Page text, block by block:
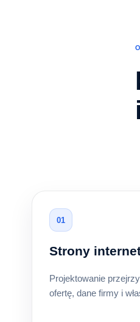
01
Strony
Projektowanie
ofertę, dane firmy i